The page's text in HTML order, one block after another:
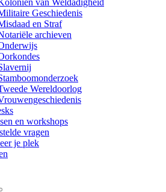
van Weldadigheid
Geschiedenis
en Straf
archieven
Wereldoorlog
en workshops
vragen
je plek